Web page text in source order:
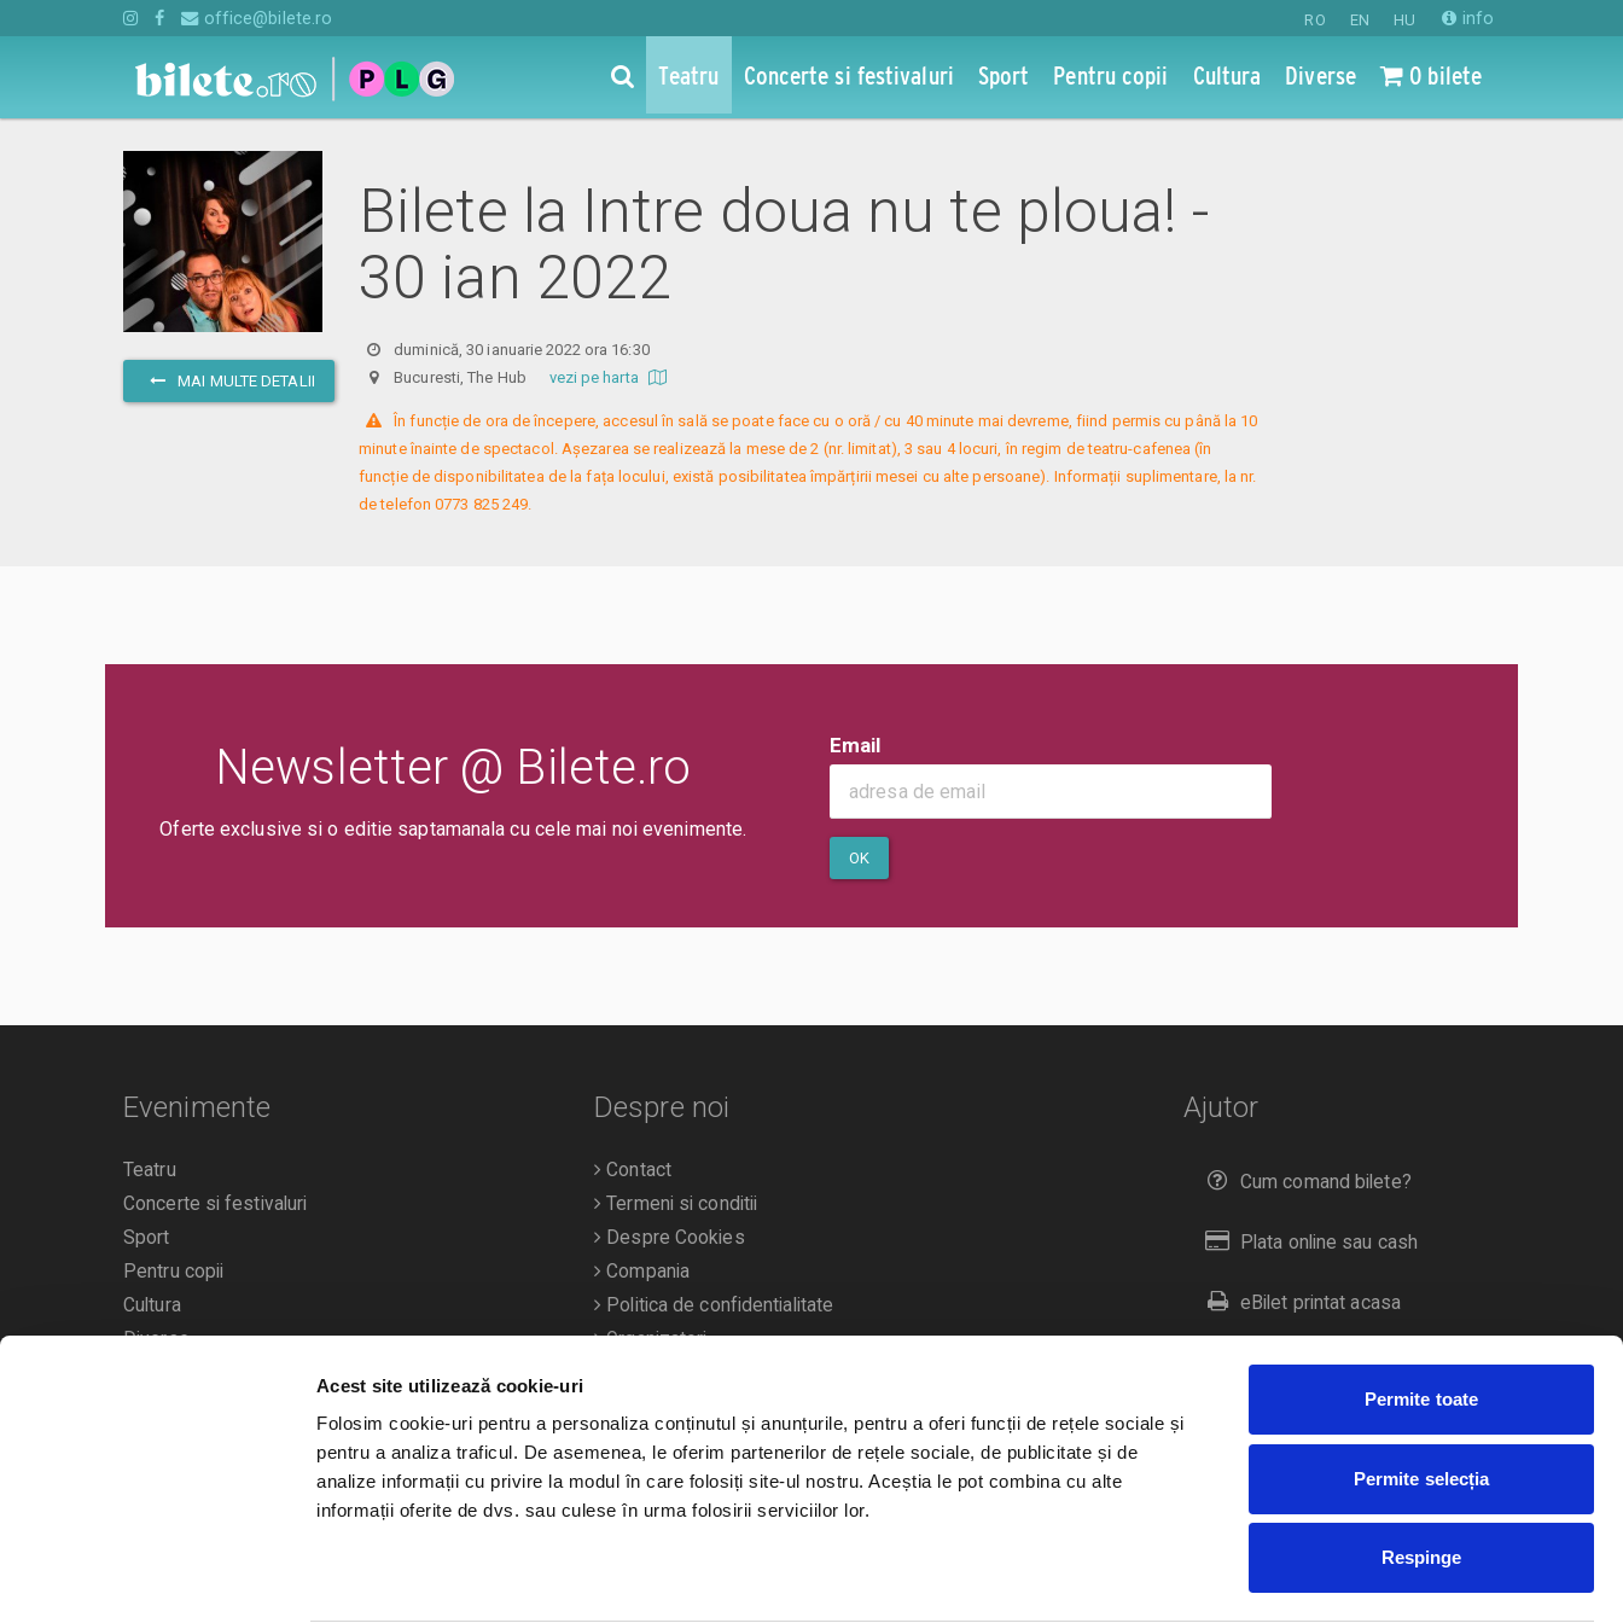
Acest site utilizează cookie-uri
Folosim cookie-uri pentru a personaliza conținutul și anunțurile, pentru a oferi funcții de rețele sociale și
pentru a analiza traficul. De asemenea, le oferim partenerilor de rețele sociale, de publicitate și de
analize informații cu privire la modul în care folosiți site-ul nostru. Aceștia le pot combina cu alte
informații oferite de dvs. sau culese în urma folosirii serviciilor lor.
Permite toate
Permite selecția
Respinge
RO EN HU info
office@bilete.ro
Teatru Concerte si festivaluri Sport Pentru copii Cultura Diverse 0 bilete
MAI MULTE DETALII
Bilete la Intre doua nu te ploua! -
30 ian 2022
duminică, 30 ianuarie 2022 ora 16:30
Bucuresti, The Hub vezi pe harta
În funcție de ora de începere, accesul în sală se poate face cu o oră / cu 40 minute mai devreme, fiind permis cu până la 10
minute înainte de spectacol. Așezarea se realizează la mese de 2 (nr. limitat), 3 sau 4 locuri, în regim de teatru-cafenea (în
funcție de disponibilitatea de la fața locului, există posibilitatea împărțirii mesei cu alte persoane). Informații suplimentare, la nr.
de telefon 0773 825 249.
Newsletter @ Bilete.ro
Oferte exclusive si o editie saptamanala cu cele mai noi evenimente.
Email
OK
Ajutor
Cum comand bilete?
Plata online sau cash
eBilet printat acasa
Livrare prin curier
Duplicare bilete
Evenimente
Teatru
Concerte si festivaluri
Sport
Pentru copii
Cultura
Diverse
Calendarul evenimentelor
Despre noi
Contact
Termeni si conditii
Despre Cookies
Compania
Politica de confidentialitate
Organizatori